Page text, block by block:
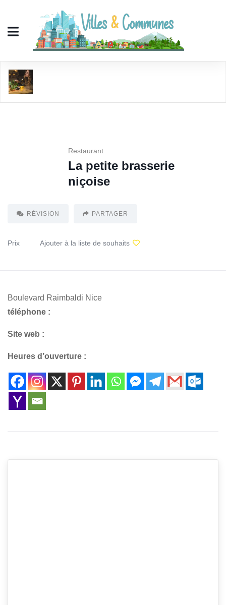
Restaurant
La petite brasserie
niçoise
RÉVISION PARTAGER
Prix Ajouter à la liste de souhaits
Boulevard Raimbaldi Nice
téléphone :
Site web :
Heures d’ouverture :